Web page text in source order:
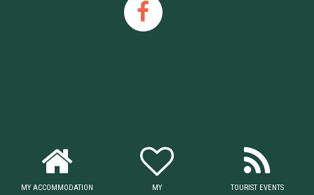
MY ACCOMMODATION
MY
TOURIST EVENTS